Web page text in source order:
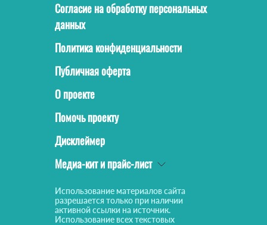
Согласие на обработку персональных
данных
Политика конфиденциальности
Публичная оферта
О проекте
Помочь проекту
Дисклеймер
Медиа-кит и прайс-лист
Использование материалов сайта
разрешается только при наличии
активной ссылки на источник.
Использование всех текстовых